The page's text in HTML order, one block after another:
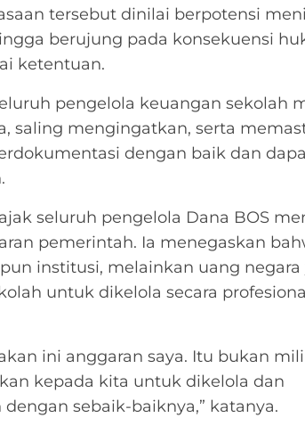
tersebut dinilai berpotensi
berujung pada konsekuensi
ketentuan.
pengelola keuangan sekolah
saling mengingatkan, serta
dengan baik dan
seluruh pengelola Dana BOS
pemerintah. Ia menegaskan
institusi, melainkan uang negara
untuk dikelola secara
ini anggaran saya. Itu bukan
kepada kita untuk dikelola dan
sebaik-baiknya,” katanya.